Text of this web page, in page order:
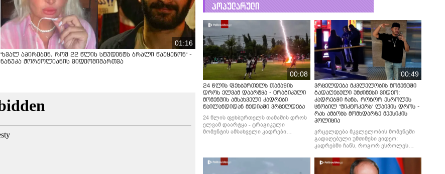
01:16
"ხვალ აპირებენ, რომ 22 წლის სტუდენტს ბრალი წაუყენონ" -
ნანუკა ჟორჟოლიანის ვიდეომიმართვა
პოპულარული
00:08
24 წლის ფეხბურთელს თამაშის
დროს ელვამ დაარტყა - ტრაგიკული
მომენტის ამსახველი კადრები
ტაილანდიდან მედიაში ვრცელდება
24 წლის ფეხბურთელს თამაშის დროს
ელვამ დაარტყა - ტრაგიკული
მომენტის ამსახველი კადრები
00:49
ვრცელდება მკვლელობის მომენტში
გადაღებული უმძიმესი ვიდეო:
კადრებში ჩანს, როგორ ესროლეს
ცნობილ "ტიკტოკერს" ლაივის დროს -
რას ამბობს მომხდარზე მექსიკის
პოლიცია
ვრცელდება მკვლელობის მომენტში
გადაღებული უმძიმესი ვიდეო:
კადრებში ჩანს, როგორ ესროლეს
რას ამბობს მომხდარზე მექსიკის
პოლიცია